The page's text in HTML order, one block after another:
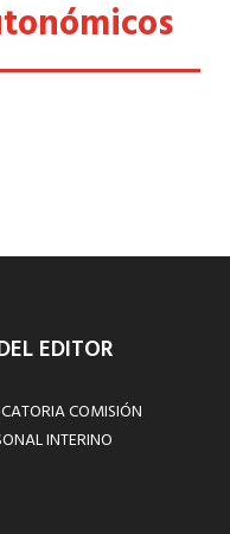
EDITOR
COMISIÓN
INTERINO